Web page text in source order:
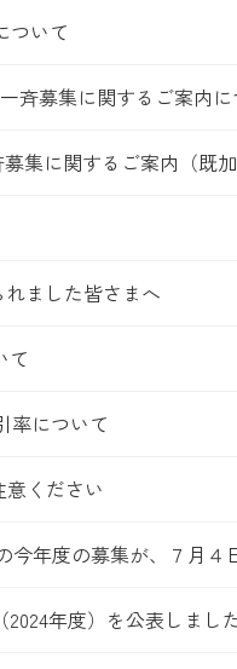
ついて
斉募集に関するご案内
集に関するご案内（既加
ました皆さまへ
て
率について
意ください
今年度の募集が、７月４
年度）を公表しました